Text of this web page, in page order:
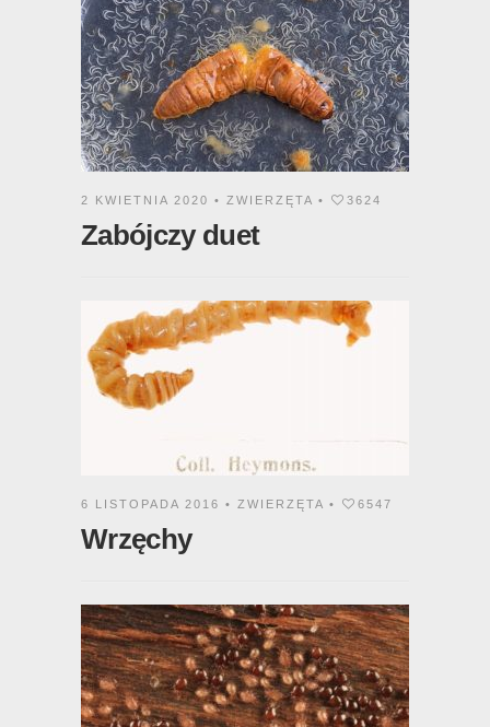
2 KWIETNIA 2020 • ZWIERZĘTA • 3624
Zabójczy duet
6 LISTOPADA 2016 • ZWIERZĘTA • 6547
Wrzęchy